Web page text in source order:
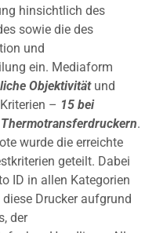
hinsichtlich des
sowie die des
und
ein. Mediaform
Objektivitätund
– 15 bei
.
wurde die erreichte
geteilt. Dabei
ID in allen Kategorien
Drucker aufgrund
der